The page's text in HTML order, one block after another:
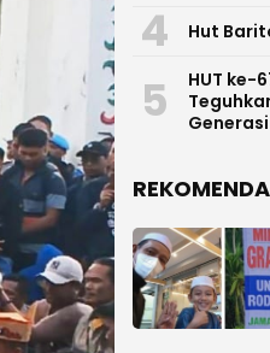
4 Hut
5
HUT ke-